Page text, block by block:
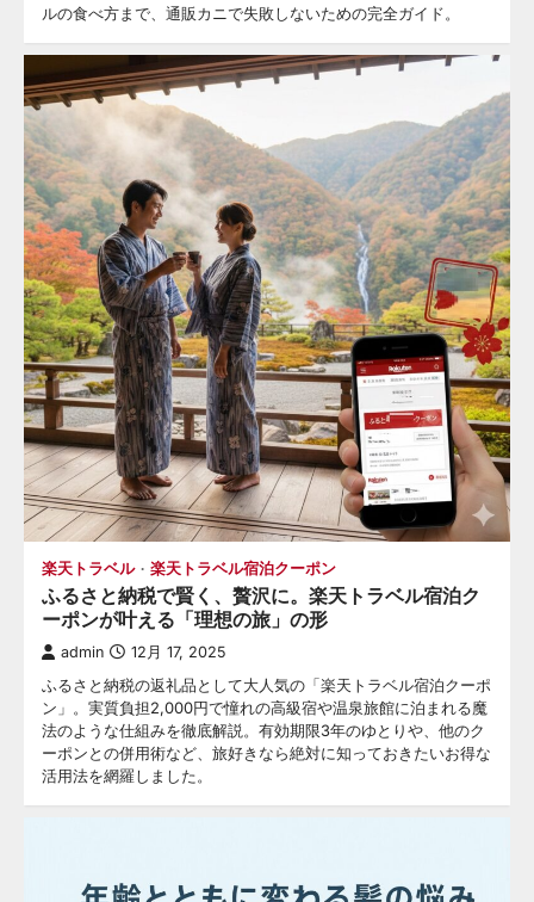
ルの食べ方まで、通販カニで失敗しないための完全ガイド。
楽天トラベル 楽天トラベル宿泊クーポン
ふるさと納税で賢く、贅沢に。楽天トラベル宿泊ク
ーポンが叶える「理想の旅」の形
admin 12月 17, 2025
ふるさと納税の返礼品として大人気の「楽天トラベル宿泊クーポ
ン」。実質負担2,000円で憧れの高級宿や温泉旅館に泊まれる魔
法のような仕組みを徹底解説。有効期限3年のゆとりや、他のク
ーポンとの併用術など、旅好きなら絶対に知っておきたいお得な
活用法を網羅しました。